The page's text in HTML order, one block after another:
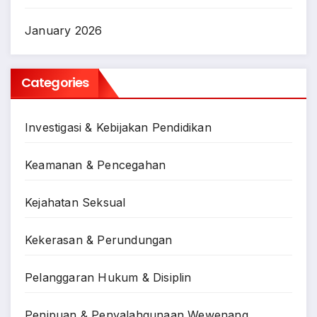
January 2026
Categories
Investigasi & Kebijakan Pendidikan
Keamanan & Pencegahan
Kejahatan Seksual
Kekerasan & Perundungan
Pelanggaran Hukum & Disiplin